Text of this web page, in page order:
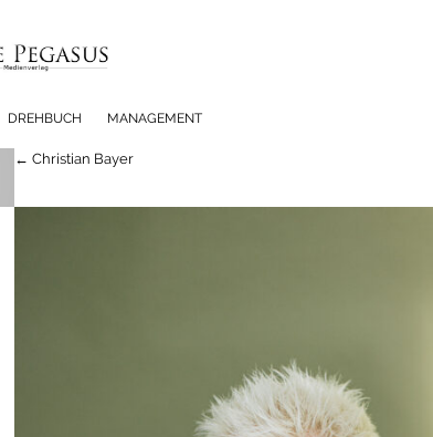
DREHBUCH MANAGEMENT
← Christian Bayer